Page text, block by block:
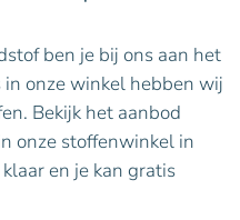
ben je bij ons aan het
onze winkel hebben wij
Bekijk het aanbod
onze stoffenwinkel in
en je kan gratis